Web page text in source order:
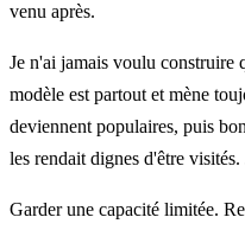
venu après.
Je n'ai jamais voulu construire
modèle est partout et mène
deviennent populaires, puis
les rendait dignes d'être
Garder une capacité limitée.